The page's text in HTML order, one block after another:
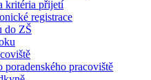
kritéria přijetí
registrace
do ZŠ
poradenského pracoviště